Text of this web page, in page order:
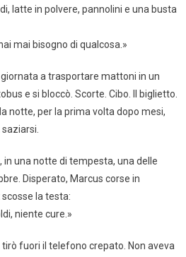
latte in polvere, pannolini e una busta
mai bisogno di qualcosa.»
a trasportare mattoni in un
e si bloccò. Scorte. Cibo. Il biglietto.
notte, per la prima volta dopo mesi,
in una notte di tempesta, una delle
Disperato, Marcus corse in
la testa:
niente cure.»
fuori il telefono crepato. Non aveva